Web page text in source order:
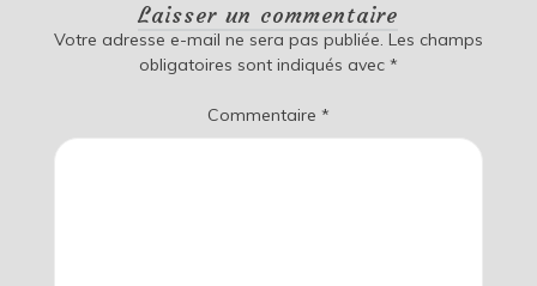
Laisser un commentaire
Votre adresse e-mail ne sera pas publiée. Les champs
obligatoires sont indiqués avec *
Commentaire *